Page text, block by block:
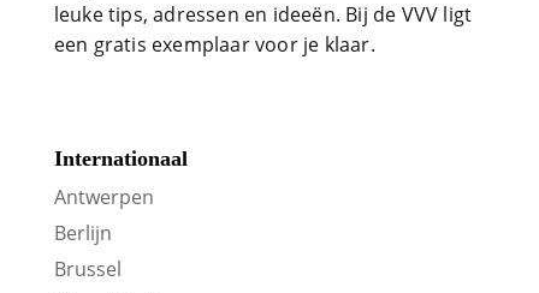
leuke tips, adressen en ideeën. Bij de VVV ligt
een gratis exemplaar voor je klaar.
Internationaal
Antwerpen
Berlijn
Brussel